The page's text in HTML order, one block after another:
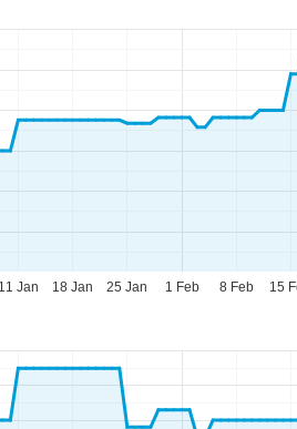
1 Feb
11 Jan 18 Jan 25 Jan 8 Feb 15